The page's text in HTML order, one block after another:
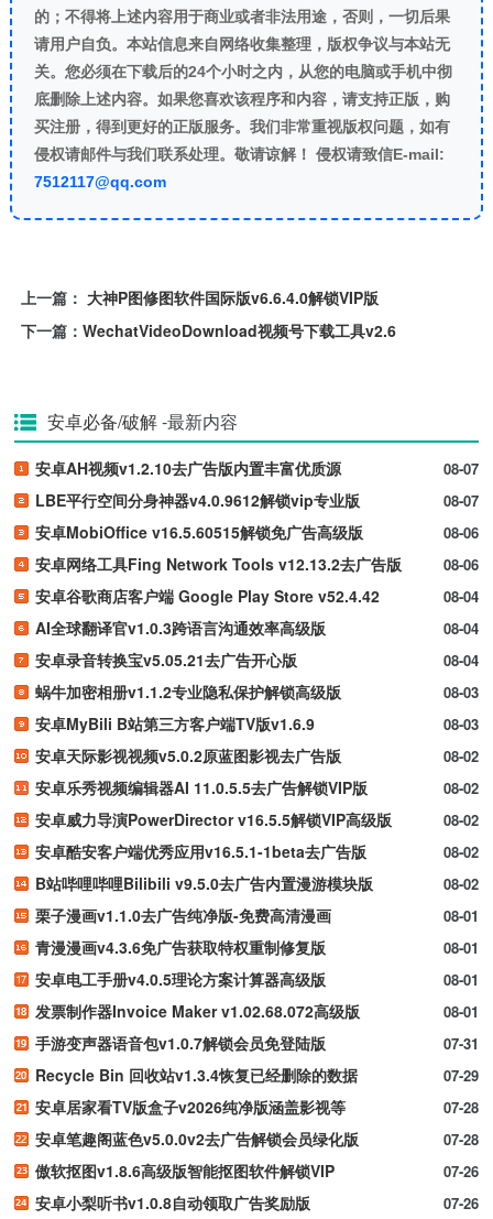
的；不得将上述内容用于商业或者非法用途，否则，一切后果
请用户自负。本站信息来自网络收集整理，版权争议与本站无
关。您必须在下载后的24个小时之内，从您的电脑或手机中彻
底删除上述内容。如果您喜欢该程序和内容，请支持正版，购
买注册，得到更好的正版服务。我们非常重视版权问题，如有
侵权请邮件与我们联系处理。敬请谅解！ 侵权请致信E-mail:
7512117@qq.com
上一篇： 大神P图修图软件国际版v6.6.4.0解锁VIP版
下一篇： WechatVideoDownload视频号下载工具v2.6
安卓必备/破解-最新内容
08-07
安卓AH视频v1.2.10去广告版内置丰富优质源
08-07
LBE平行空间分身神器v4.0.9612解锁vip专业版
08-06
安卓MobiOffice v16.5.60515解锁免广告高级版
08-06
安卓网络工具Fing Network Tools v12.13.2去广告版
08-04
安卓谷歌商店客户端 Google Play Store v52.4.42
08-04
AI全球翻译官v1.0.3跨语言沟通效率高级版
08-04
安卓录音转换宝v5.05.21去广告开心版
08-03
蜗牛加密相册v1.1.2专业隐私保护解锁高级版
08-03
安卓MyBili B站第三方客户端TV版v1.6.9
08-02
安卓天际影视视频v5.0.2原蓝图影视去广告版
08-02
安卓乐秀视频编辑器AI 11.0.5.5去广告解锁VIP版
08-02
安卓威力导演PowerDirector v16.5.5解锁VIP高级版
08-02
安卓酷安客户端优秀应用v16.5.1-1beta去广告版
08-02
B站哔哩哔哩Bilibili v9.5.0去广告内置漫游模块版
08-01
栗子漫画v1.1.0去广告纯净版-免费高清漫画
08-01
青漫漫画v4.3.6免广告获取特权重制修复版
08-01
安卓电工手册v4.0.5理论方案计算器高级版
08-01
发票制作器Invoice Maker v1.02.68.072高级版
07-31
手游变声器语音包v1.0.7解锁会员免登陆版
07-29
Recycle Bin 回收站v1.3.4恢复已经删除的数据
07-28
安卓居家看TV版盒子v2026纯净版涵盖影视等
07-28
安卓笔趣阁蓝色v5.0.0v2去广告解锁会员绿化版
07-26
傲软抠图v1.8.6高级版智能抠图软件解锁VIP
07-26
安卓小梨听书v1.0.8自动领取广告奖励版